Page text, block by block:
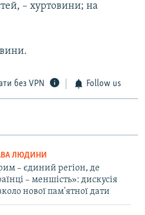
– хуртовини; на
без VPN Follow us
ЛЮДИНИ
– єдиний регіон, де
– меншість»: дискусія
нової пам'ятної дати